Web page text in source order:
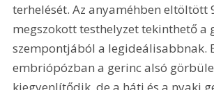
terhelését. Az anyaméhben eltöltött
megszokott testhelyzet tekinthető a
szempontjából a legideálisabbnak.
embriópózban a gerinc alsó
kiegyenlítődik, de a háti és a nyaki